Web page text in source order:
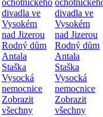
ochotnického
divadla ve
Vysokém
nad Jizerou
Rodný dům
Antala
Staška
Vysocká
nemocnice
Zobrazit
všechny
divadla ve
Vysokém
nad Jizerou
Rodný dům
Antala
Staška
Vysocká
nemocnice
Zobrazit
všechny